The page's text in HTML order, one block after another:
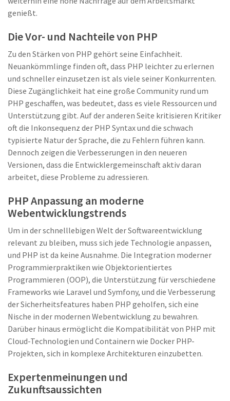
genießt.
Die Vor- und Nachteile von PHP
Zu den Stärken von PHP gehört seine Einfachheit.
Neuankömmlinge finden oft, dass PHP leichter zu erlernen
und schneller einzusetzen ist als viele seiner Konkurrenten.
Diese Zugänglichkeit hat eine große Community rund um
PHP geschaffen, was bedeutet, dass es viele Ressourcen und
Unterstützung gibt. Auf der anderen Seite kritisieren Kritiker
oft die Inkonsequenz der PHP Syntax und die schwach
typisierte Natur der Sprache, die zu Fehlern führen kann.
Dennoch zeigen die Verbesserungen in den neueren
Versionen, dass die Entwicklergemeinschaft aktiv daran
arbeitet, diese Probleme zu adressieren.
PHP Anpassung an moderne
Webentwicklungstrends
Um in der schnelllebigen Welt der Softwareentwicklung
relevant zu bleiben, muss sich jede Technologie anpassen,
und PHP ist da keine Ausnahme. Die Integration moderner
Programmierpraktiken wie Objektorientiertes
Programmieren (OOP), die Unterstützung für verschiedene
Frameworks wie Laravel und Symfony, und die Verbesserung
der Sicherheitsfeatures haben PHP geholfen, sich eine
Nische in der modernen Webentwicklung zu bewahren.
Darüber hinaus ermöglicht die Kompatibilität von PHP mit
Cloud-Technologien und Containern wie Docker PHP-
Projekten, sich in komplexe Architekturen einzubetten.
Expertenmeinungen und
Zukunftsaussichten